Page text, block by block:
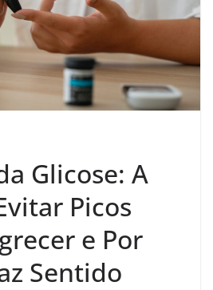
Glicose: A
Picos
e Por
Sentido